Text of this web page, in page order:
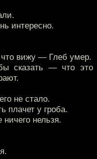
интересно.
что вижу — Глеб умер.
сказать — что это
не стало.
плачет у гроба.
нельзя.